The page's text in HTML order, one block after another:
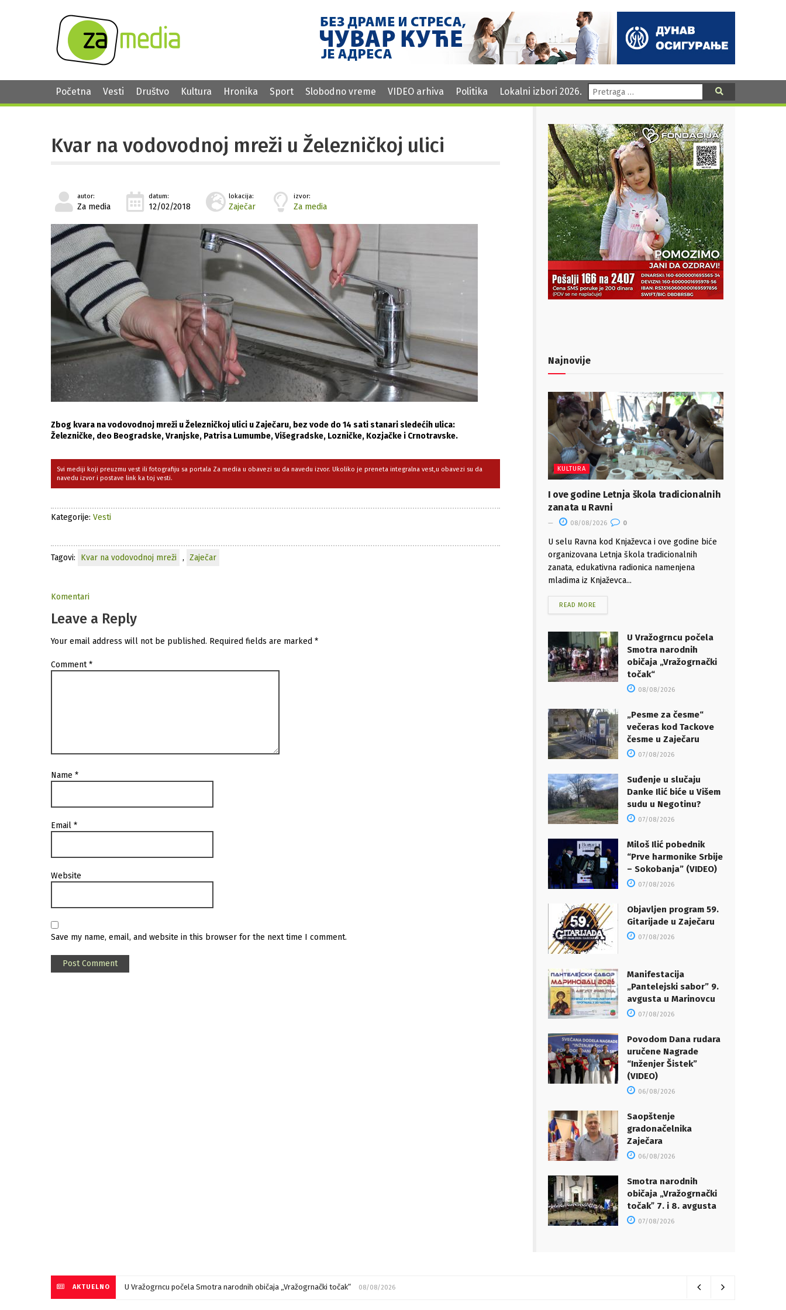
Početna Vesti Društvo Kultura Hronika Sport Slobodno vreme VIDEO arhiva Politika Lokalni izbori 2026. Pretraga:
Kvar na vodovodnoj mreži u Železničkoj ulici
autor:
Za media
datum:
12/02/2018
lokacija:
Zaječar
izvor:
Za media
Zbog kvara na vodovodnoj mreži u Železničkoj ulici u Zaječaru, bez vode do 14 sati stanari sledećih ulica:
Železničke, deo Beogradske, Vranjske, Patrisa Lumumbe, Višegradske, Lozničke, Kozjačke i Crnotravske.
Svi mediji koji preuzmu vest ili fotografiju sa portala Za media u obavezi su da navedu izvor. Ukoliko je preneta integralna vest,u obavezi su da
navedu izvor i postave link ka toj vesti.
Kategorije: Vesti
Tagovi: Kvar na vodovodnoj mreži , Zaječar
Komentari
Leave a Reply
Your email address will not be published. Required fields are marked *
Comment*
Name *
Email *
Website
Save my name, email, and website in this browser for the next time I comment.
Najnovije
KULTURA
I ove godine Letnja škola tradicionalnih
zanata u Ravni
08/08/2026 0
U selu Ravna kod Knjaževca i ove godine biće
organizovana Letnja škola tradicionalnih
zanata, edukativna radionica namenjena
mladima iz Knjaževca...
READ MORE
U Vražogrncu počela
Smotra narodnih
običaja „Vražogrnački
točak“
08/08/2026
„Pesme za česme“
večeras kod Tackove
česme u Zaječaru
07/08/2026
Suđenje u slučaju
Danke Ilić biće u Višem
sudu u Negotinu?
07/08/2026
Miloš Ilić pobednik
“Prve harmonike Srbije
– Sokobanja” (VIDEO)
07/08/2026
Objavljen program 59.
Gitarijade u Zaječaru
07/08/2026
Manifestacija
„Pantelejski sabor” 9.
avgusta u Marinovcu
07/08/2026
Povodom Dana rudara
uručene Nagrade
“Inženjer Šistek”
(VIDEO)
06/08/2026
Saopštenje
gradonačelnika
Zaječara
06/08/2026
Smotra narodnih
običaja „Vražogrnački
točakˮ 7. i 8. avgusta
07/08/2026
AKTUELNO U Vražogrncu počela Smotra narodnih običaja „Vražogrnački točak“ 08/08/2026